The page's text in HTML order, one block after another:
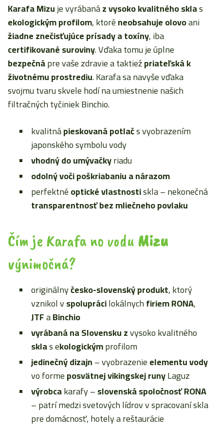
Karafa Mizuje vyrábanáz vysoko kvalitného sklas
ekologickým profilom, ktoréneobsahuje olovoani
žiadne znečisťujúce prísady a toxíny, iba
certifikované suroviny. Vďaka tomu je úplne
bezpečnápre vaše zdravie a taktiežpriateľská k
životnému prostrediu. Karafa sa navyše vďaka
svojmu tvaru skvele hodí na umiestnenie našich
filtračných tyčiniek Binchio.
kvalitnápieskovanápotlačs vyobrazením
japonského symbolu vody
vhodný do umývačkyriadu
odolný voči poškriabaniu a nárazom
perfektnéoptické vlastnostiskla – nekonečná
transparentnosť bez mliečneho povlaku
Čím je Karafa no vodu Mizu
výnimočná?
originálnyčesko-slovenský produkt, ktorý
vznikol vspoluprácilokálnychfiriemRONA,
JTFaBinchio
vyrábaná na Slovenskuzvysoko kvalitného
sklas ekologickýmprofilom
jedinečnýdizajn– vyobrazenieelementuvody
vo formeposvätnejvikingskejrunyLaguz
výrobcakarafy –slovenská spoločnosť RONA
– patrí medzi svetových lídrov v spracovaní skla
pre domácnosť, hotely a reštaurácie